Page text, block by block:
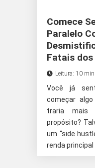
Comece
Paralelo
Fatais
Leitura: 10 min
Você já
começar
traria mais
propósito?
um “side
renda